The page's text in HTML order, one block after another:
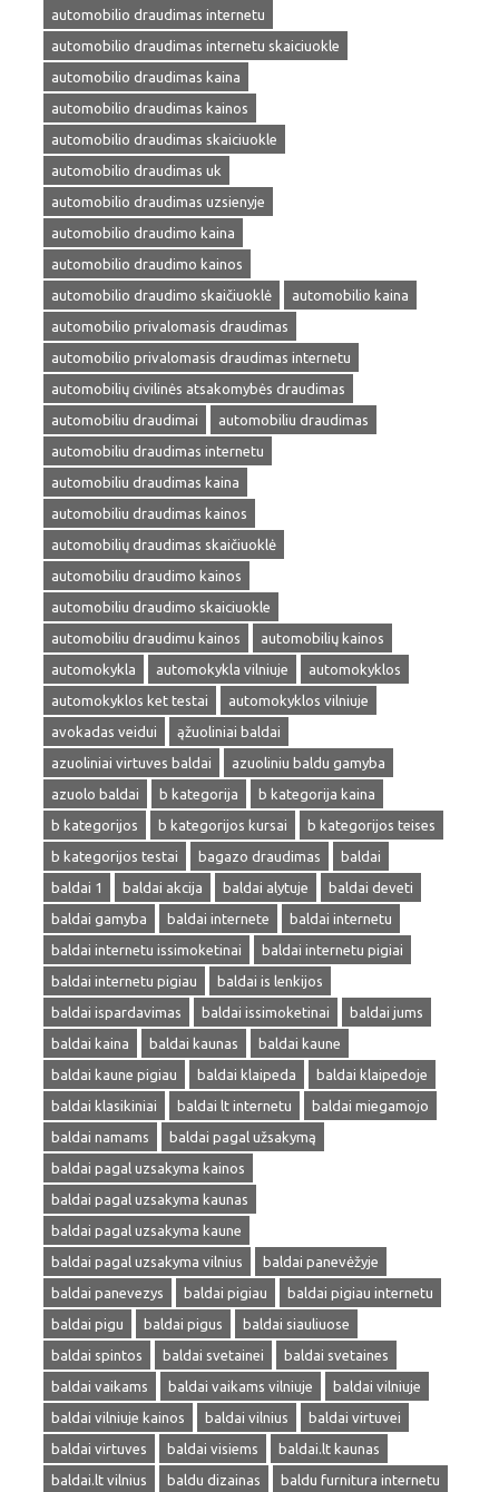
automobilio draudimas internetu
automobilio draudimas internetu skaiciuokle
automobilio draudimas kaina
automobilio draudimas kainos
automobilio draudimas skaiciuokle
automobilio draudimas uk
automobilio draudimas uzsienyje
automobilio draudimo kaina
automobilio draudimo kainos
automobilio draudimo skaičiuoklė
automobilio kaina
automobilio privalomasis draudimas
automobilio privalomasis draudimas internetu
automobilių civilinės atsakomybės draudimas
automobiliu draudimai
automobiliu draudimas
automobiliu draudimas internetu
automobiliu draudimas kaina
automobiliu draudimas kainos
automobilių draudimas skaičiuoklė
automobiliu draudimo kainos
automobiliu draudimo skaiciuokle
automobiliu draudimu kainos
automobilių kainos
automokykla
automokykla vilniuje
automokyklos
automokyklos ket testai
automokyklos vilniuje
avokadas veidui
ąžuoliniai baldai
azuoliniai virtuves baldai
azuoliniu baldu gamyba
azuolo baldai
b kategorija
b kategorija kaina
b kategorijos
b kategorijos kursai
b kategorijos teises
b kategorijos testai
bagazo draudimas
baldai
baldai 1
baldai akcija baldai alytuje
baldai deveti
baldai gamyba
baldai internete
baldai internetu
baldai internetu issimoketinai
baldai internetu pigiai
baldai internetu pigiau
baldai is lenkijos
baldai ispardavimas
baldai issimoketinai
baldai jums
baldai kaina
baldai kaunas
baldai kaune
baldai kaune pigiau
baldai klaipeda
baldai klaipedoje
baldai klasikiniai
baldai lt internetu
baldai miegamojo
baldai namams
baldai pagal užsakymą
baldai pagal uzsakyma kainos
baldai pagal uzsakyma kaunas
baldai pagal uzsakyma kaune
baldai pagal uzsakyma vilnius
baldai panevėžyje
baldai panevezys
baldai pigiau
baldai pigiau internetu
baldai pigu
baldai pigus
baldai siauliuose
baldai spintos
baldai svetainei
baldai svetaines
baldai vaikams
baldai vaikams vilniuje
baldai vilniuje
baldai vilniuje kainos
baldai vilnius
baldai virtuvei
baldai virtuves
baldai visiems
baldai.lt kaunas
baldai.lt vilnius
baldu dizainas
baldu furnitura internetu